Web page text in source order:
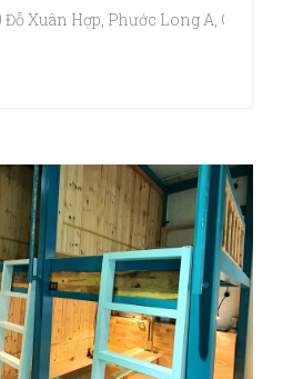
Xuân Hợp, Phước Long A, Q9